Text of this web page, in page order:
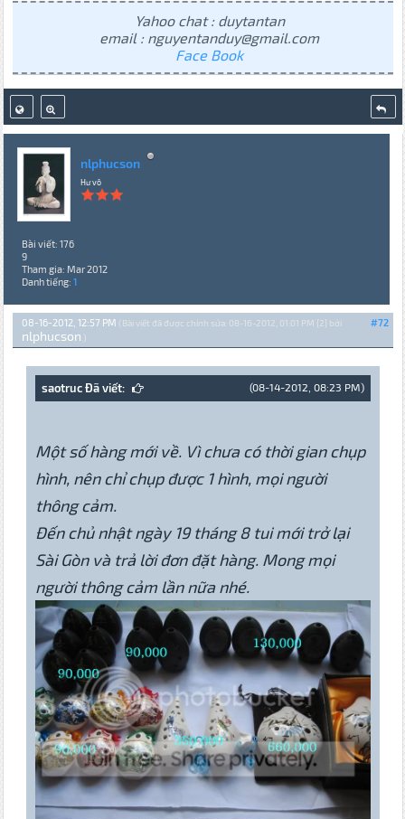
Yahoo chat : duytantan
email : nguyentanduy@gmail.com
Face Book
nlphucson
Hư vô
Bài viết: 176
9
Tham gia: Mar 2012
Danh tiếng: 1
#72
08-16-2012, 12:57 PM (Bài viết đã được chỉnh sửa: 08-16-2012, 01:01 PM {2} bởi
nlphucson .)
(08-14-2012, 08:23 PM)
saotruc Đã viết:
Một số hàng mới về. Vì chưa có thời gian chụp
hình, nên chỉ chụp được 1 hình, mọi người
thông cảm.
Đến chủ nhật ngày 19 tháng 8 tui mới trở lại
Sài Gòn và trả lời đơn đặt hàng. Mong mọi
người thông cảm lần nữa nhé.